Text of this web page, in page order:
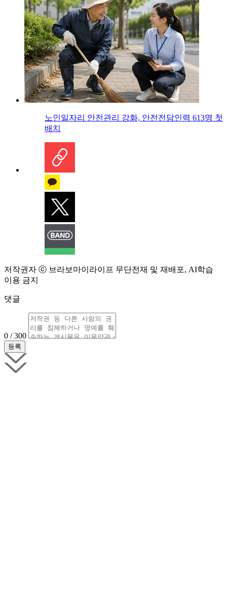
노인일자리 안전관리 강화, 안전전담인력 613명 첫
배치
저작권자 ⓒ 브라보마이라이프 무단전재 및 재배포, AI학습
이용 금지
댓글
0 / 300